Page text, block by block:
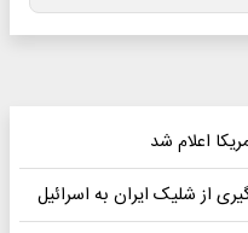
از شلیک ایران به اسرائیل